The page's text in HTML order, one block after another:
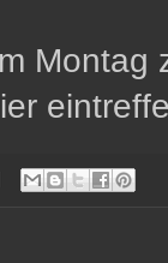
Montag